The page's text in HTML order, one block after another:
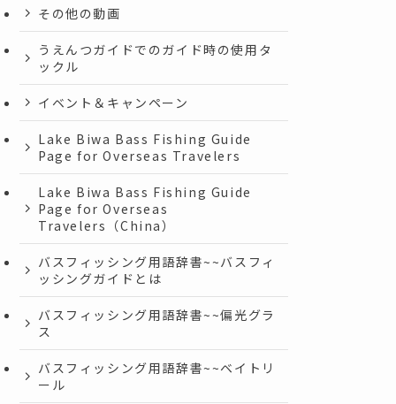
その他の動画
うえんつガイドでのガイド時の使用タ
ックル
イベント＆キャンペーン
Lake Biwa Bass Fishing Guide
Page for Overseas Travelers
Lake Biwa Bass Fishing Guide
Page for Overseas
Travelers（China）
バスフィッシング用語辞書~~バスフィ
ッシングガイドとは
バスフィッシング用語辞書~~偏光グラ
ス
バスフィッシング用語辞書~~ベイトリ
ール